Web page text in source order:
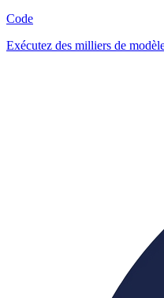
Code
Exécutez des milliers de